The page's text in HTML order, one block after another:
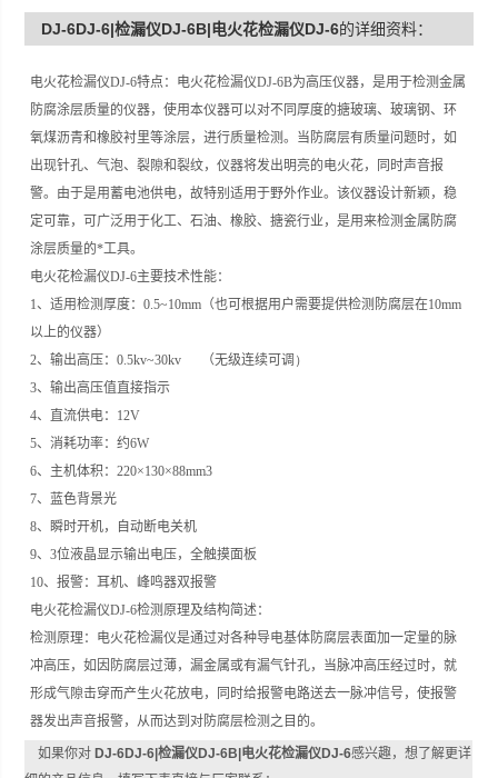
DJ-6DJ-6|检漏仪DJ-6B|电火花检漏仪DJ-6的详细资料：
电火花检漏仪DJ-6特点：电火花检漏仪DJ-6B为高压仪器，是用于检测金属
防腐涂层质量的仪器，使用本仪器可以对不同厚度的搪玻璃、玻璃钢、环
氧煤沥青和橡胶衬里等涂层，进行质量检测。当防腐层有质量问题时，如
出现针孔、气泡、裂隙和裂纹，仪器将发出明亮的电火花，同时声音报
警。由于是用蓄电池供电，故特别适用于野外作业。该仪器设计新颖，稳
定可靠，可广泛用于化工、石油、橡胶、搪瓷行业，是用来检测金属防腐
涂层质量的*工具。
电火花检漏仪DJ-6主要技术性能：
1、适用检测厚度：0.5~10mm （也可根据用户需要提供检测防腐层在10mm
以上的仪器）
2、输出高压：0.5kv~30kv （无级连续可调 ）
3、输出高压值直接指示
4、直流供电： 12V
5、消耗功率：约6W
6、主机体积：220×130×88mm3
7、蓝色背景光
8、瞬时开机，自动断电关机
9、3位液晶显示输出电压，全触摸面板
10、报警：耳机、峰鸣器双报警
电火花检漏仪DJ-6检测原理及结构简述：
检测原理：电火花检漏仪是通过对各种导电基体防腐层表面加一定量的脉
冲高压，如因防腐层过薄，漏金属或有漏气针孔，当脉冲高压经过时，就
形成气隙击穿而产生火花放电，同时给报警电路送去一脉冲信号，使报警
器发出声音报警，从而达到对防腐层检测之目的。
如果你对 DJ-6DJ-6|检漏仪DJ-6B|电火花检漏仪DJ-6感兴趣，想了解更详